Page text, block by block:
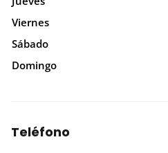
Viernes
Sábado
Domingo
Teléfono